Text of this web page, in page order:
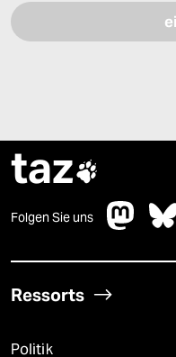
taz
Folgen Sie uns
Ressorts
Politik